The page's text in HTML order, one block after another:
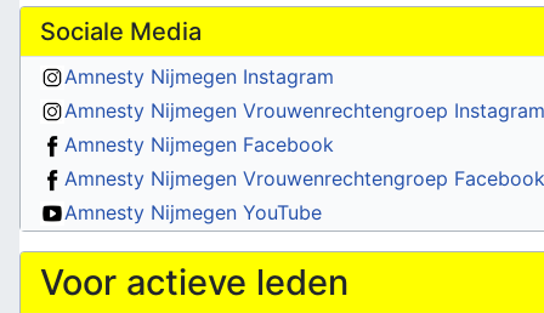
Sociale Media
Amnesty Nijmegen Instagram
Amnesty Nijmegen Vrouwenrechtengroep Instagram
Amnesty Nijmegen Facebook
Amnesty Nijmegen Vrouwenrechtengroep Facebook
Amnesty Nijmegen YouTube
Voor actieve leden